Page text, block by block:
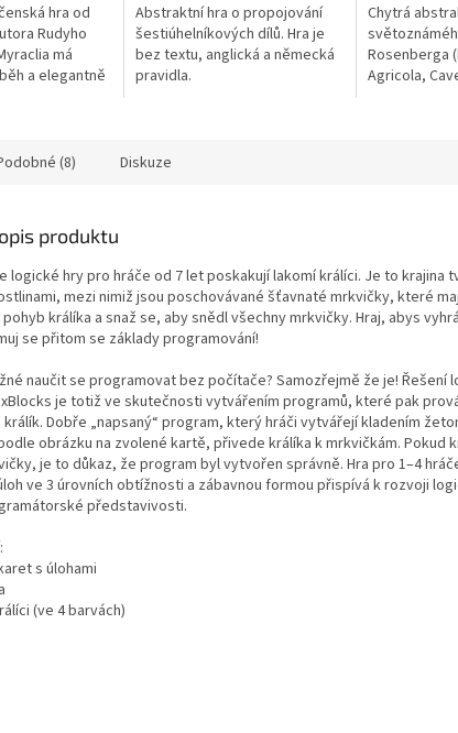
hra od
Rudyho
má
a elegantně
Abstraktní hra o propojování
šestiúhelníkových dílů. Hra je
bez textu, anglická a německá
pravidla.
Chytrá
Rosenberga
Agricola,
(8) Diskuze
produktu
logické hry pro hráče od 7 let poskakují lakomí králíci. Je to krajina
mezi nimiž jsou poschovávané šťavnaté mrkvičky, které
králíka a snaž se, aby snědl všechny mrkvičky. Hraj, abys
se přitom se základy programování!
naučit se programovat bez počítače? Samozřejmě že je! Řešení
je totiž ve skutečnosti vytvářením programů, které pak
Dobře „napsaný“ program, který hráči vytvářejí kladením
obrázku na zvolené kartě, přivede králíka k mrkvičkám. Pokud
je to důkaz, že program byl vytvořen správně. Hra pro 1–4
ve 3 úrovních obtížnosti a zábavnou formou přispívá k rozvoji
představivosti.
s úlohami
(ve 4 barvách)